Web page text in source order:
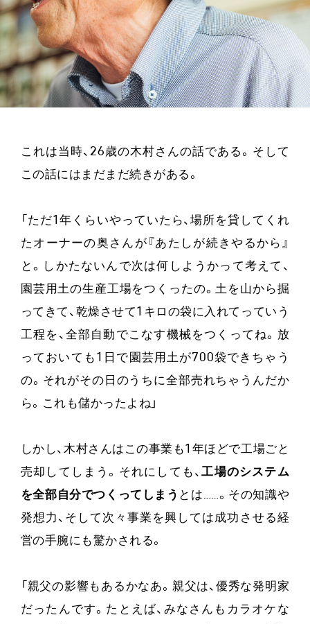
これは当時、26歳の木村さんの話である。そして
この話にはまだまだ続きがある。
「ただ1年くらいやっていたら、場所を貸してくれ
たオーナーの奥さんが『あたしが続きやるから』
と。しかたないんで次は何しようかって考えて、
園芸用土の生産工場をつくったの。土を山から掘
ってきて、乾燥させて1キロの袋に入れてっていう
工程を、全部自動でこなす機械をつくってね。放
っておいても1日で園芸用土が700袋できちゃう
の。それがその日のうちに全部売れちゃうんだか
ら。これも儲かったよね」
しかし、木村さんはこの事業も1年ほどで工場ごと
売却してしまう。それにしても、工場のシステム
を全部自分でつくってしまう とは……。その知識や
発想力、そして次々事業を興しては成功させる経
営の手腕にも驚かされる。
「親父の影響もあるかなあ。親父は、優秀な発明家
だったんです。たとえば、みなさんもカラオケな